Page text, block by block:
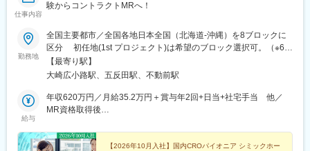
仕事内容
験からコントラクトMRへ！
勤務地
全国主要都市／全国各地日本全国（北海道-沖縄）を8ブロックに
区分 初任地(1st プロジェクト)は希望のブロック選択可。（※6都
道府県以上、ブロック内での転居は必須） ※2ブロック以上の広
域内転勤可能な場合は入社一時金支給2ndプロジェクト以降は4ブ
西五反田7丁目7-7 SGスクエア【本社へのアクセス】 ・JR 山手線
「五反田駅」/都営地下鉄 浅草線「五反田駅」 徒歩6分・東急電
徒歩10分
【最寄り駅】
大崎広小路駅、五反田駅、不動前駅
給与
年収620万円／月給35.2万円＋賞与年2回+日当+社宅手当 他／
MR資格取得後
MR経験5年目
【2026年10月入社】国内CROパイオニア シミックホー